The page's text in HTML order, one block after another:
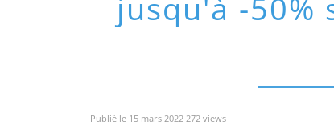
jusqu'à -50%
Publié le 15 mars 2022 272 views